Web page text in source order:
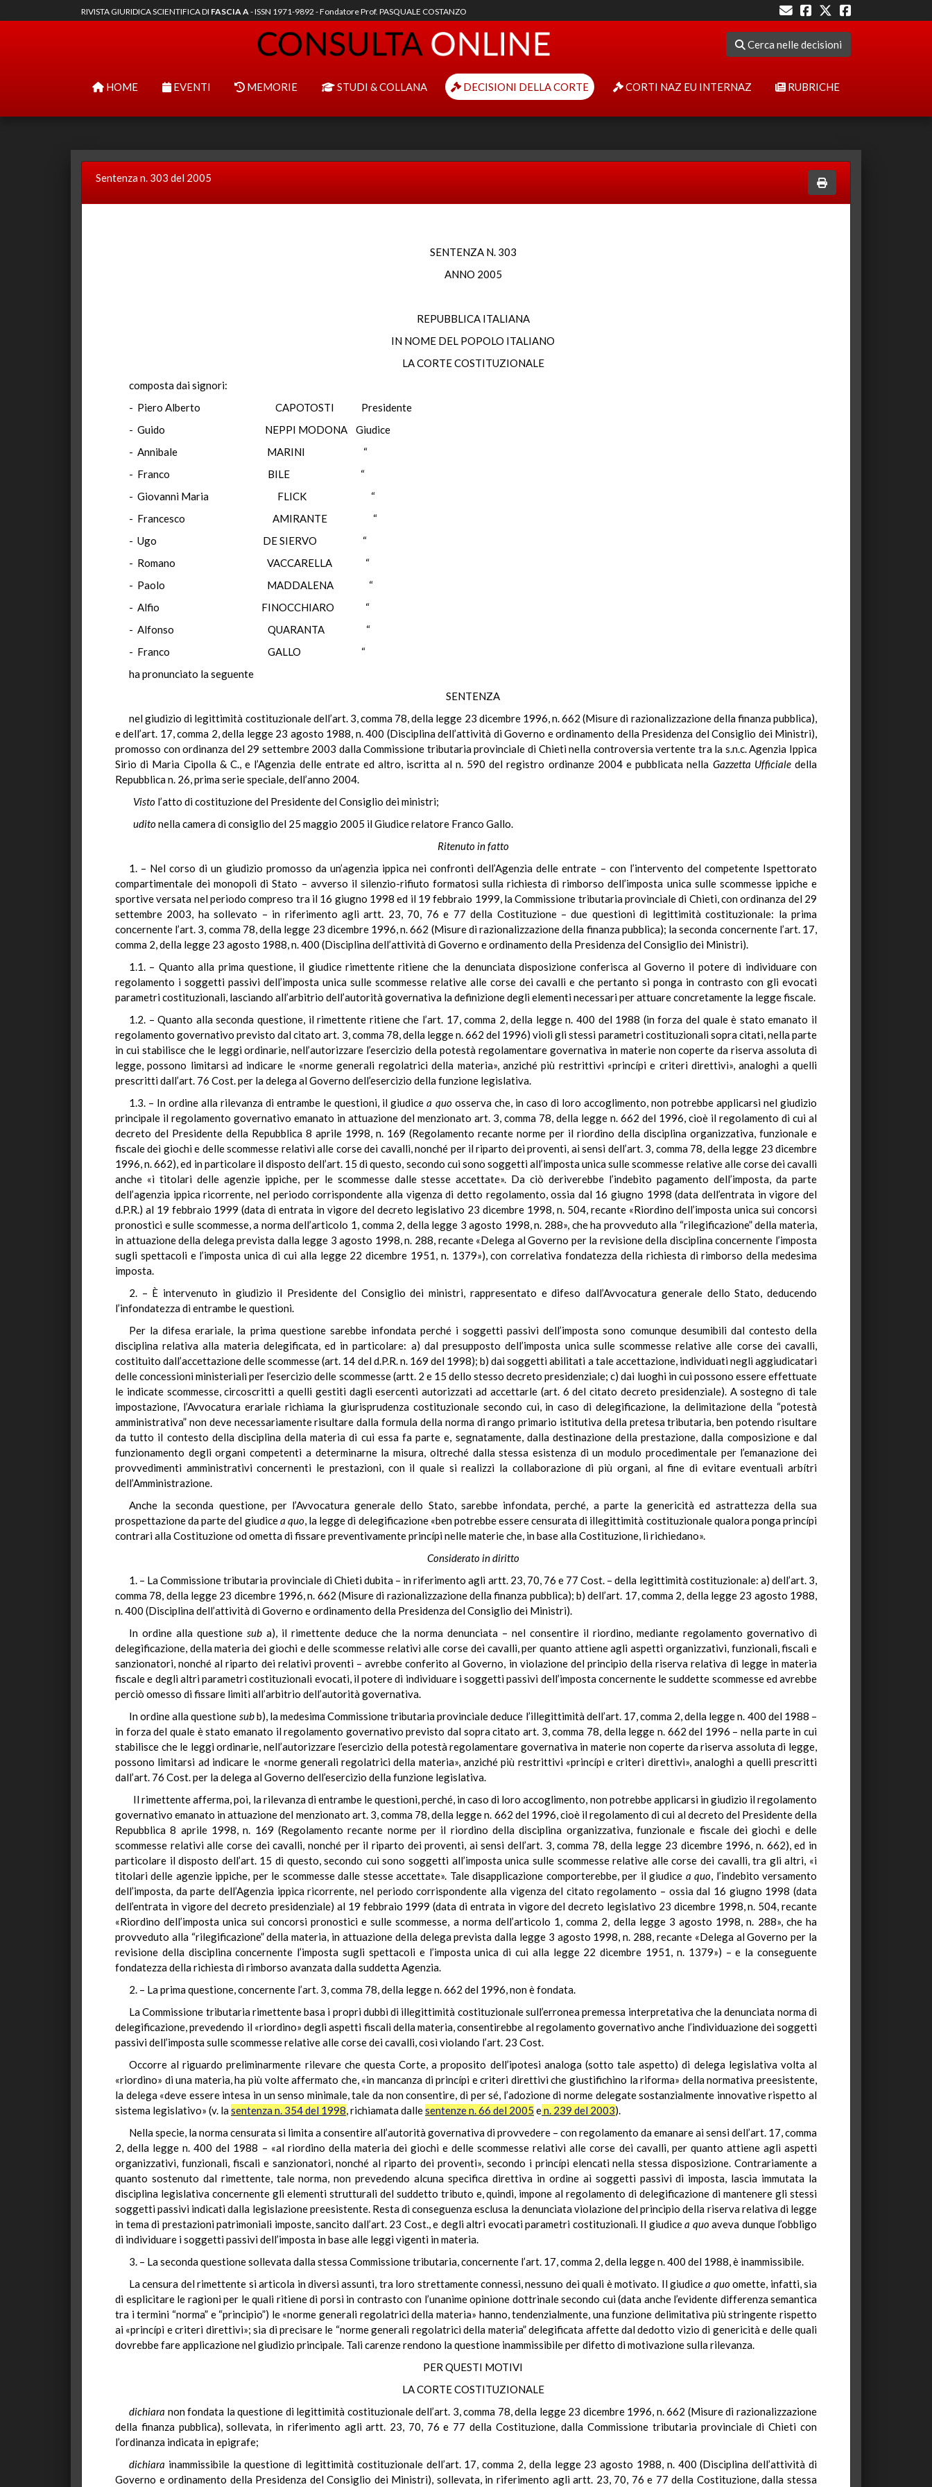
RIVISTA GIURIDICA SCIENTIFICA DI FASCIA A- ISSN 1971-9892 - Fondatore Prof. PASQUALE COSTANZO
Cerca nelle decisioni
HOME EVENTI MEMORIE STUDI & COLLANA DECISIONI DELLA CORTE CORTI NAZ EU INTERNAZ RUBRICHE
Sentenza n. 303 del 2005
SENTENZA N. 303
ANNO 2005
REPUBBLICA ITALIANA
IN NOME DEL POPOLO ITALIANO
LA CORTE COSTITUZIONALE
composta dai signori:
- Piero Alberto CAPOTOSTI Presidente
- Guido NEPPI MODONA Giudice
- Annibale MARINI “
- Franco BILE “
- Giovanni Maria FLICK “
- Francesco AMIRANTE “
- Ugo DE SIERVO “
- Romano VACCARELLA “
- Paolo MADDALENA “
- Alfio FINOCCHIARO “
- Alfonso QUARANTA “
- Franco GALLO “
ha pronunciato la seguente
SENTENZA
nel giudizio di legittimità costituzionale dell’art. 3, comma 78, della legge 23 dicembre 1996, n. 662 (Misure di razionalizzazione della finanza pubblica),
e dell’art. 17, comma 2, della legge 23 agosto 1988, n. 400 (Disciplina dell’attività di Governo e ordinamento della Presidenza del Consiglio dei Ministri),
promosso con ordinanza del 29 settembre 2003 dalla Commissione tributaria provinciale di Chieti nella controversia vertente tra la s.n.c. Agenzia Ippica
Sirio di Maria Cipolla & C., e l’Agenzia delle entrate ed altro, iscritta al n. 590 del registro ordinanze 2004 e pubblicata nella Gazzetta Ufficialedella
Repubblica n. 26, prima serie speciale, dell’anno 2004.
Visto l’atto di costituzione del Presidente del Consiglio dei ministri;
uditonella camera di consiglio del 25 maggio 2005 il Giudice relatore Franco Gallo.
Ritenuto in fatto
1. – Nel corso di un giudizio promosso da un’agenzia ippica nei confronti dell’Agenzia delle entrate – con l’intervento del competente Ispettorato
compartimentale dei monopoli di Stato – avverso il silenzio-rifiuto formatosi sulla richiesta di rimborso dell’imposta unica sulle scommesse ippiche e
sportive versata nel periodo compreso tra il 16 giugno 1998 ed il 19 febbraio 1999, la Commissione tributaria provinciale di Chieti, con ordinanza del 29
settembre 2003, ha sollevato – in riferimento agli artt. 23, 70, 76 e 77 della Costituzione – due questioni di legittimità costituzionale: la prima
concernente l’art. 3, comma 78, della legge 23 dicembre 1996, n. 662 (Misure di razionalizzazione della finanza pubblica); la seconda concernente l’art. 17,
comma 2, della legge 23 agosto 1988, n. 400 (Disciplina dell’attività di Governo e ordinamento della Presidenza del Consiglio dei Ministri).
1.1. – Quanto alla prima questione, il giudice rimettente ritiene che la denunciata disposizione conferisca al Governo il potere di individuare con
regolamento i soggetti passivi dell’imposta unica sulle scommesse relative alle corse dei cavalli e che pertanto si ponga in contrasto con gli evocati
parametri costituzionali, lasciando all’arbitrio dell’autorità governativa la definizione degli elementi necessari per attuare concretamente la legge fiscale.
1.2. – Quanto alla seconda questione, il rimettente ritiene che l’art. 17, comma 2, della legge n. 400 del 1988 (in forza del quale è stato emanato il
regolamento governativo previsto dal citato art. 3, comma 78, della legge n. 662 del 1996) violi gli stessi parametri costituzionali sopra citati, nella parte
in cui stabilisce che le leggi ordinarie, nell’autorizzare l’esercizio della potestà regolamentare governativa in materie non coperte da riserva assoluta di
legge, possono limitarsi ad indicare le «norme generali regolatrici della materia», anziché più restrittivi «princípi e criteri direttivi», analoghi a quelli
prescritti dall’art. 76 Cost. per la delega al Governo dell’esercizio della funzione legislativa.
1.3. – In ordine alla rilevanza di entrambe le questioni, il giudicea quoosserva che, in caso di loro accoglimento, non potrebbe applicarsi nel giudizio
principale il regolamento governativo emanato in attuazione del menzionato art. 3, comma 78, della legge n. 662 del 1996, cioè il regolamento di cui al
decreto del Presidente della Repubblica 8 aprile 1998, n. 169 (Regolamento recante norme per il riordino della disciplina organizzativa, funzionale e
fiscale dei giochi e delle scommesse relativi alle corse dei cavalli, nonché per il riparto dei proventi, ai sensi dell’art. 3, comma 78, della legge 23 dicembre
1996, n. 662), ed in particolare il disposto dell’art. 15 di questo, secondo cui sono soggetti all’imposta unica sulle scommesse relative alle corse dei cavalli
anche «i titolari delle agenzie ippiche, per le scommesse dalle stesse accettate». Da ciò deriverebbe l’indebito pagamento dell’imposta, da parte
dell’agenzia ippica ricorrente, nel periodo corrispondente alla vigenza di detto regolamento, ossia dal 16 giugno 1998 (data dell’entrata in vigore del
d.P.R.) al 19 febbraio 1999 (data di entrata in vigore del decreto legislativo 23 dicembre 1998, n. 504, recante «Riordino dell’imposta unica sui concorsi
pronostici e sulle scommesse, a norma dell’articolo 1, comma 2, della legge 3 agosto 1998, n. 288», che ha provveduto alla “rilegificazione” della materia,
in attuazione della delega prevista dalla legge 3 agosto 1998, n. 288, recante «Delega al Governo per la revisione della disciplina concernente l’imposta
sugli spettacoli e l’imposta unica di cui alla legge 22 dicembre 1951, n. 1379»), con correlativa fondatezza della richiesta di rimborso della medesima
imposta.
2. – È intervenuto in giudizio il Presidente del Consiglio dei ministri, rappresentato e difeso dall’Avvocatura generale dello Stato, deducendo
l’infondatezza di entrambe le questioni.
Per la difesa erariale, la prima questione sarebbe infondata perché i soggetti passivi dell’imposta sono comunque desumibili dal contesto della
disciplina relativa alla materia delegificata, ed in particolare: a) dal presupposto dell’imposta unica sulle scommesse relative alle corse dei cavalli,
costituito dall’accettazione delle scommesse (art. 14 del d.P.R. n. 169 del 1998); b) dai soggetti abilitati a tale accettazione, individuati negli aggiudicatari
delle concessioni ministeriali per l’esercizio delle scommesse (artt. 2 e 15 dello stesso decreto presidenziale; c) dai luoghi in cui possono essere effettuate
le indicate scommesse, circoscritti a quelli gestiti dagli esercenti autorizzati ad accettarle (art. 6 del citato decreto presidenziale). A sostegno di tale
impostazione, l’Avvocatura erariale richiama la giurisprudenza costituzionale secondo cui, in caso di delegificazione, la delimitazione della “potestà
amministrativa” non deve necessariamente risultare dalla formula della norma di rango primario istitutiva della pretesa tributaria, ben potendo risultare
da tutto il contesto della disciplina della materia di cui essa fa parte e, segnatamente, dalla destinazione della prestazione, dalla composizione e dal
funzionamento degli organi competenti a determinarne la misura, oltreché dalla stessa esistenza di un modulo procedimentale per l’emanazione dei
provvedimenti amministrativi concernenti le prestazioni, con il quale si realizzi la collaborazione di più organi, al fine di evitare eventuali arbítri
dell’Amministrazione.
Anche la seconda questione, per l’Avvocatura generale dello Stato, sarebbe infondata, perché, a parte la genericità ed astrattezza della sua
prospettazione da parte del giudicea quo, la legge di delegificazione «ben potrebbe essere censurata di illegittimità costituzionale qualora ponga princípi
contrari alla Costituzione od ometta di fissare preventivamente princípi nelle materie che, in base alla Costituzione, li richiedano».
Considerato in diritto
1. – La Commissione tributaria provinciale di Chieti dubita – in riferimento agli artt. 23, 70, 76 e 77 Cost. – della legittimità costituzionale: a) dell’art. 3,
comma 78, della legge 23 dicembre 1996, n. 662 (Misure di razionalizzazione della finanza pubblica); b) dell’art. 17, comma 2, della legge 23 agosto 1988,
n. 400 (Disciplina dell’attività di Governo e ordinamento della Presidenza del Consiglio dei Ministri).
In ordine alla questione sub a), il rimettente deduce che la norma denunciata – nel consentire il riordino, mediante regolamento governativo di
delegificazione, della materia dei giochi e delle scommesse relativi alle corse dei cavalli, per quanto attiene agli aspetti organizzativi, funzionali, fiscali e
sanzionatori, nonché al riparto dei relativi proventi – avrebbe conferito al Governo, in violazione del principio della riserva relativa di legge in materia
fiscale e degli altri parametri costituzionali evocati, il potere di individuare i soggetti passivi dell’imposta concernente le suddette scommesse ed avrebbe
perciò omesso di fissare limiti all’arbitrio dell’autorità governativa.
In ordine alla questione subb), la medesima Commissione tributaria provinciale deduce l’illegittimità dell’art. 17, comma 2, della legge n. 400 del 1988 –
in forza del quale è stato emanato il regolamento governativo previsto dal sopra citato art. 3, comma 78, della legge n. 662 del 1996 – nella parte in cui
stabilisce che le leggi ordinarie, nell’autorizzare l’esercizio della potestà regolamentare governativa in materie non coperte da riserva assoluta di legge,
possono limitarsi ad indicare le «norme generali regolatrici della materia», anziché più restrittivi «princípi e criteri direttivi», analoghi a quelli prescritti
dall’art. 76 Cost. per la delega al Governo dell’esercizio della funzione legislativa.
Il rimettente afferma, poi, la rilevanza di entrambe le questioni, perché, in caso di loro accoglimento, non potrebbe applicarsi in giudizio il regolamento
governativo emanato in attuazione del menzionato art. 3, comma 78, della legge n. 662 del 1996, cioè il regolamento di cui al decreto del Presidente della
Repubblica 8 aprile 1998, n. 169 (Regolamento recante norme per il riordino della disciplina organizzativa, funzionale e fiscale dei giochi e delle
scommesse relativi alle corse dei cavalli, nonché per il riparto dei proventi, ai sensi dell’art. 3, comma 78, della legge 23 dicembre 1996, n. 662), ed in
particolare il disposto dell’art. 15 di questo, secondo cui sono soggetti all’imposta unica sulle scommesse relative alle corse dei cavalli, tra gli altri, «i
titolari delle agenzie ippiche, per le scommesse dalle stesse accettate». Tale disapplicazione comporterebbe, per il giudice a quo, l’indebito versamento
dell’imposta, da parte dell’Agenzia ippica ricorrente, nel periodo corrispondente alla vigenza del citato regolamento – ossia dal 16 giugno 1998 (data
dell’entrata in vigore del decreto presidenziale) al 19 febbraio 1999 (data di entrata in vigore del decreto legislativo 23 dicembre 1998, n. 504, recante
«Riordino dell’imposta unica sui concorsi pronostici e sulle scommesse, a norma dell’articolo 1, comma 2, della legge 3 agosto 1998, n. 288», che ha
provveduto alla “rilegificazione” della materia, in attuazione della delega prevista dalla legge 3 agosto 1998, n. 288, recante «Delega al Governo per la
revisione della disciplina concernente l’imposta sugli spettacoli e l’imposta unica di cui alla legge 22 dicembre 1951, n. 1379») – e la conseguente
fondatezza della richiesta di rimborso avanzata dalla suddetta Agenzia.
2. – La prima questione, concernente l’art. 3, comma 78, della legge n. 662 del 1996, non è fondata.
La Commissione tributaria rimettente basa i propri dubbi di illegittimità costituzionale sull’erronea premessa interpretativa che la denunciata norma di
delegificazione, prevedendo il «riordino» degli aspetti fiscali della materia, consentirebbe al regolamento governativo anche l’individuazione dei soggetti
passivi dell’imposta sulle scommesse relative alle corse dei cavalli, così violando l’art. 23 Cost.
Occorre al riguardo preliminarmente rilevare che questa Corte, a proposito dell’ipotesi analoga (sotto tale aspetto) di delega legislativa volta al
«riordino» di una materia, ha più volte affermato che, «in mancanza di princípi e criteri direttivi che giustifichino la riforma» della normativa preesistente,
la delega «deve essere intesa in un senso minimale, tale da non consentire, di per sé, l’adozione di norme delegate sostanzialmente innovative rispetto al
sistema legislativo» (v. lasentenza n. 354 del 1998, richiamata dallesentenze n. 66 del 2005 en. 239 del 2003).
Nella specie, la norma censurata si limita a consentire all’autorità governativa di provvedere – con regolamento da emanare ai sensi dell’art. 17, comma
2, della legge n. 400 del 1988 – «al riordino della materia dei giochi e delle scommesse relativi alle corse dei cavalli, per quanto attiene agli aspetti
organizzativi, funzionali, fiscali e sanzionatori, nonché al riparto dei proventi», secondo i princípi elencati nella stessa disposizione. Contrariamente a
quanto sostenuto dal rimettente, tale norma, non prevedendo alcuna specifica direttiva in ordine ai soggetti passivi di imposta, lascia immutata la
disciplina legislativa concernente gli elementi strutturali del suddetto tributo e, quindi, impone al regolamento di delegificazione di mantenere gli stessi
soggetti passivi indicati dalla legislazione preesistente. Resta di conseguenza esclusa la denunciata violazione del principio della riserva relativa di legge
in tema di prestazioni patrimoniali imposte, sancito dall’art. 23 Cost., e degli altri evocati parametri costituzionali. Il giudicea quoaveva dunque l’obbligo
di individuare i soggetti passivi dell’imposta in base alle leggi vigenti in materia.
3. – La seconda questione sollevata dalla stessa Commissione tributaria, concernente l’art. 17, comma 2, della legge n. 400 del 1988, è inammissibile.
La censura del rimettente si articola in diversi assunti, tra loro strettamente connessi, nessuno dei quali è motivato. Il giudicea quoomette, infatti, sia
di esplicitare le ragioni per le quali ritiene di porsi in contrasto con l’unanime opinione dottrinale secondo cui (data anche l’evidente differenza semantica
tra i termini “norma” e “principio”) le «norme generali regolatrici della materia» hanno, tendenzialmente, una funzione delimitativa più stringente rispetto
ai «princípi e criteri direttivi»; sia di precisare le “norme generali regolatrici della materia” delegificata affette dal dedotto vizio di genericità e delle quali
dovrebbe fare applicazione nel giudizio principale. Tali carenze rendono la questione inammissibile per difetto di motivazione sulla rilevanza.
PER QUESTI MOTIVI
LA CORTE COSTITUZIONALE
dichiara non fondata la questione di legittimità costituzionale dell’art. 3, comma 78, della legge 23 dicembre 1996, n. 662 (Misure di razionalizzazione
della finanza pubblica), sollevata, in riferimento agli artt. 23, 70, 76 e 77 della Costituzione, dalla Commissione tributaria provinciale di Chieti con
l’ordinanza indicata in epigrafe;
dichiara inammissibile la questione di legittimità costituzionale dell’art. 17, comma 2, della legge 23 agosto 1988, n. 400 (Disciplina dell’attività di
Governo e ordinamento della Presidenza del Consiglio dei Ministri), sollevata, in riferimento agli artt. 23, 70, 76 e 77 della Costituzione, dalla stessa